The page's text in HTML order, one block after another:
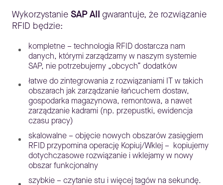
Wykorzystanie SAP AII gwarantuje, że rozwiązanie
RFID będzie:
kompletne – technologia RFID dostarcza nam
danych, którymi zarządzamy w naszym systemie
SAP, nie potrzebujemy „obcych” dodatków
łatwe do zintegrowania z rozwiązaniami IT w takich
obszarach jak zarządzanie łańcuchem dostaw,
gospodarka magazynowa, remontowa, a nawet
zarządzanie kadrami (np. przepustki, ewidencja
czasu pracy)
skalowalne – objęcie nowych obszarów zasięgiem
RFID przypomina operację Kopiuj/Wklej – kopiujemy
dotychczasowe rozwiązanie i wklejamy w nowy
obszar funkcjonalny
szybkie – czytanie stu i więcej tagów na sekundę.